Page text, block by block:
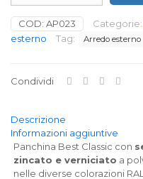
con
schienale
quantità
COD: AP023 Categorie:
esterno
Tag: Arredo esterno
Condividi
Descrizione
Informazioni aggiuntive
Panchina Best Classic con
zincato e verniciato a
nelle diverse colorazioni